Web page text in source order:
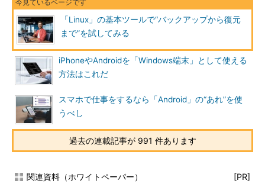
「Linux」の基本ツールで“バックアップから復元
まで”を試してみる
iPhoneやAndroidを「Windows端末」として使える
方法はこれだ
スマホで仕事をするなら「Android」の“あれ”を使
うべし
過去の連載記事が 991 件あります
関連資料（ホワイトペーパー） [PR]